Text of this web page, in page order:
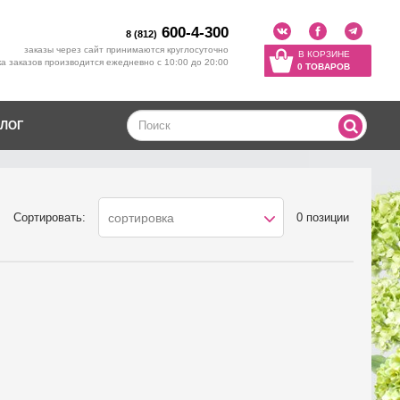
8 (812) 600-4-300
заказы через сайт принимаются круглосуточно
заказов производится ежедневно с 10:00 до 20:00
В КОРЗИНЕ
0 ТОВАРОВ
Сортировать: сортировка 0 позиции